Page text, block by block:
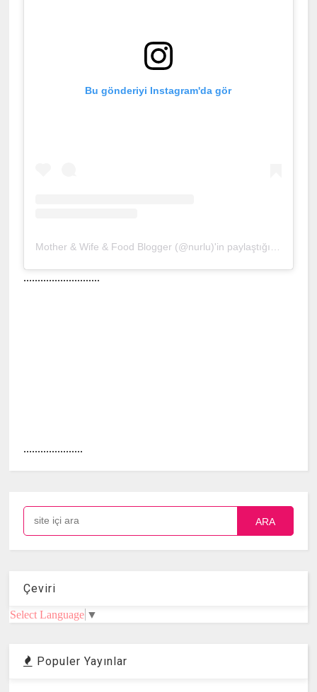
Bu gönderiyi Instagram'da gör
...........................
.....................
ARA
Çeviri
Select Language ▼
Populer Yayınlar